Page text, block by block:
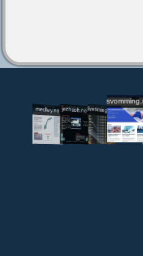
medley.no jechsoft.nolivetiming.medley.no